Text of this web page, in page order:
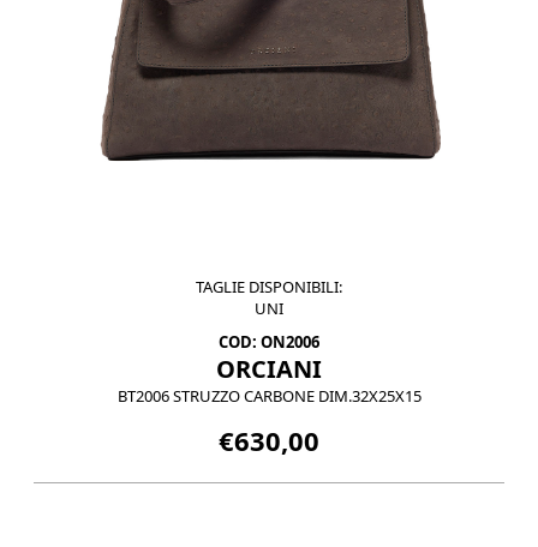
TAGLIE DISPONIBILI:
UNI
COD: ON2006
ORCIANI
BT2006 STRUZZO CARBONE DIM.32X25X15
€630,00